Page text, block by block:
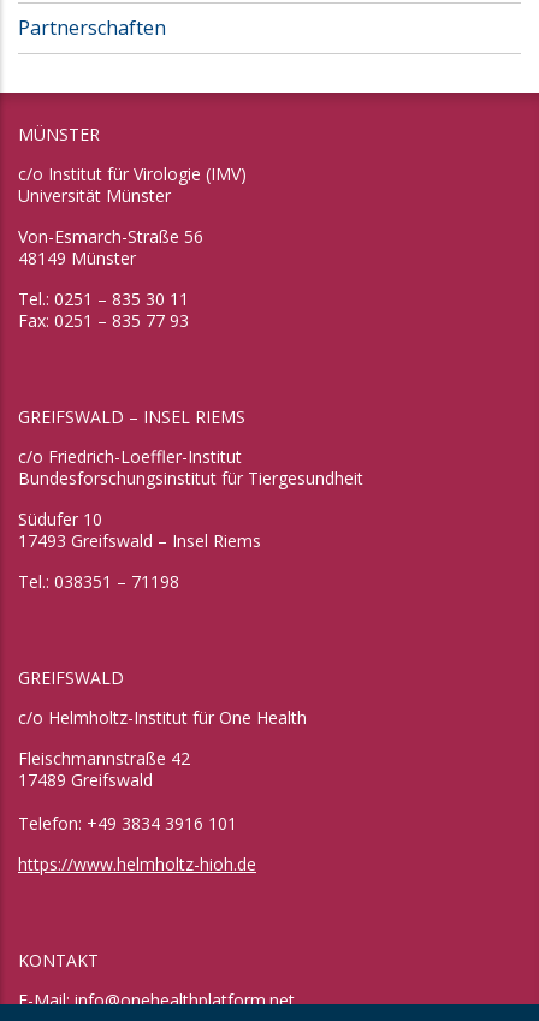
Partnerschaften
MÜNSTER
c/o Institut für Virologie (IMV)
Universität Münster
Von-Esmarch-Straße 56
48149 Münster
Tel.: 0251 – 835 30 11
Fax: 0251 – 835 77 93
GREIFSWALD – INSEL RIEMS
c/o Friedrich-Loeffler-Institut
Bundesforschungsinstitut für Tiergesundheit
Südufer 10
17493 Greifswald – Insel Riems
Tel.: 038351 – 71198
GREIFSWALD
c/o Helmholtz-Institut für One Health
Fleischmannstraße 42
17489 Greifswald
Telefon: +49 3834 3916 101
https://www.helmholtz-hioh.de
KONTAKT
E-Mail:info@onehealthplatform.net